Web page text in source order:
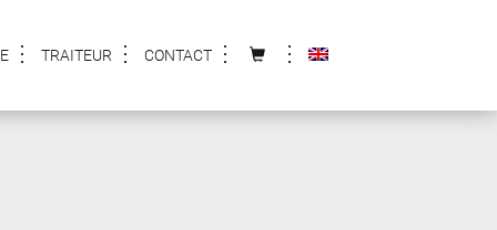
TRAITEUR CONTACT